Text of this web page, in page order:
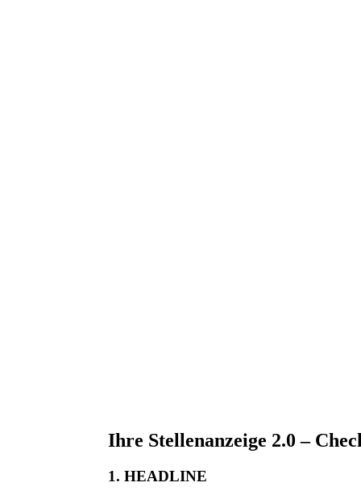
Ihre Stellenanzeige 2.0 –
1. HEADLINE